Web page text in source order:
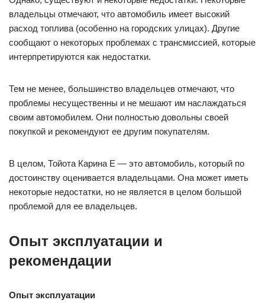
владельцы отмечают, что автомобиль имеет высокий
расход топлива (особенно на городских улицах). Другие
сообщают о некоторых проблемах с трансмиссией, которые
интерпретируются как недостатки.
Тем не менее, большинство владельцев отмечают, что
проблемы несущественны и не мешают им наслаждаться
своим автомобилем. Они полностью довольны своей
покупкой и рекомендуют ее другим покупателям.
В целом, Тойота Карина Е — это автомобиль, который по
достоинству оценивается владельцами. Она может иметь
некоторые недостатки, но не является в целом большой
проблемой для ее владельцев.
Опыт эксплуатации и
рекомендации
Опыт эксплуатации